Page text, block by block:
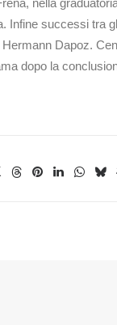
nella
Infine successi tra
Dapoz.
dopo la